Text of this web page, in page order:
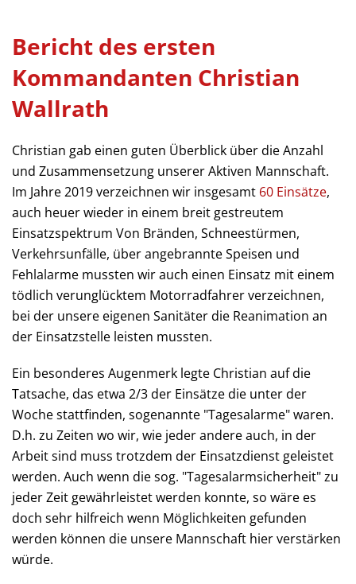
Bericht des ersten
Kommandanten Christian
Wallrath
Christian gab einen guten Überblick über die Anzahl
und Zusammensetzung unserer Aktiven Mannschaft.
Im Jahre 2019 verzeichnen wir insgesamt 60 Einsätze,
auch heuer wieder in einem breit gestreutem
Einsatzspektrum Von Bränden, Schneestürmen,
Verkehrsunfälle, über angebrannte Speisen und
Fehlalarme mussten wir auch einen Einsatz mit einem
tödlich verunglücktem Motorradfahrer verzeichnen,
bei der unsere eigenen Sanitäter die Reanimation an
der Einsatzstelle leisten mussten.
Ein besonderes Augenmerk legte Christian auf die
Tatsache, das etwa 2/3 der Einsätze die unter der
Woche stattfinden, sogenannte "Tagesalarme" waren.
D.h. zu Zeiten wo wir, wie jeder andere auch, in der
Arbeit sind muss trotzdem der Einsatzdienst geleistet
werden. Auch wenn die sog. "Tagesalarmsicherheit" zu
jeder Zeit gewährleistet werden konnte, so wäre es
doch sehr hilfreich wenn Möglichkeiten gefunden
werden können die unsere Mannschaft hier verstärken
würde.